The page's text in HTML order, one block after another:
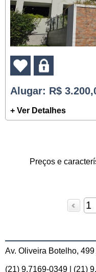
Alugar: R$
+ Ver Detalhes
Preços e
Av. Oliveira Botelho,
(21) 9.7169-0349 | (21)